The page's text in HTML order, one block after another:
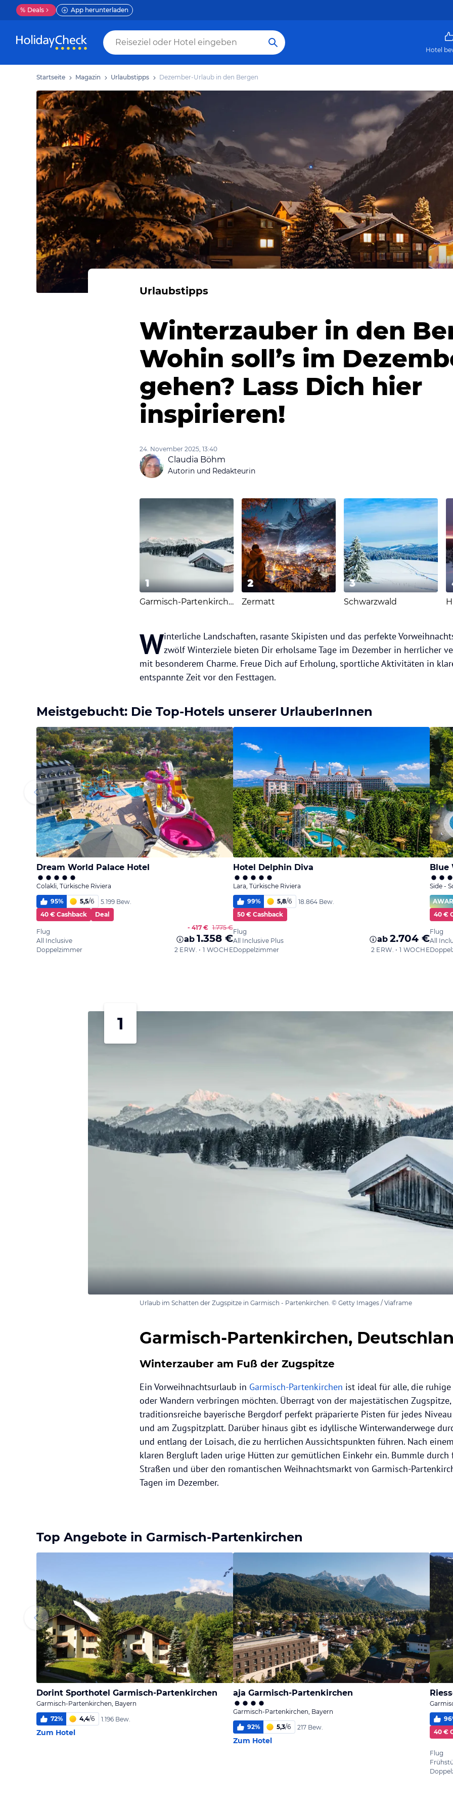
% Deals App herunterladen
Hotel
Startseite Magazin Urlaubstipps Dezember-Urlaub in den Bergen
Urlaubstipps
Winterzauber in den
Wohin soll’s im
gehen? Lass Dich hier
inspirieren!
24. November 2025, 13:40
Claudia Böhm
Autorin und Redakteurin
1
Garmisch-Partenkirchen
2
Zermatt
3
Schwarzwald
Winterliche Landschaften, rasante Skipisten und das perfekte
zwölf Winterziele bieten Dir erholsame Tage im Dezember in herrlicher
mit besonderem Charme. Freue Dich auf Erholung, sportliche Aktivitäten in
entspannte Zeit vor den Festtagen.
Meistgebucht: Die Top-Hotels unserer UrlauberInnen
Dream World Palace Hotel
Colakli, Türkische Riviera
95% 5,5/6
5.199 Bew.
40 € Cashback
Deal
Flug
All Inclusive
Doppelzimmer
- 417 € 1.775 €
ab 1.358 €
2 ERW. • 1 WOCHE
Hotel Delphin Diva
Lara, Türkische Riviera
99% 5,8/6
18.864 Bew.
50 € Cashback
Flug
All Inclusive Plus
Doppelzimmer
ab 2.704 €
2 ERW. • 1 WOCHE
Blue
Side -
40 €
Flug
All
1
Urlaub im Schatten der Zugspitze in Garmisch - Partenkirchen. © Getty Images / Viaframe
Garmisch-Partenkirchen,
Winterzauber am Fuß der Zugspitze
Ein Vorweihnachtsurlaub in Garmisch-Partenkirchen ist ideal für alle, die ruhige
oder Wandern verbringen möchten. Überragt von der majestätischen
traditionsreiche bayerische Bergdorf perfekt präparierte Pisten für jedes
und am Zugspitzplatt. Darüber hinaus gibt es idyllische Winterwanderwege
und entlang der Loisach, die zu herrlichen Aussichtspunkten führen. Nach
klaren Bergluft laden urige Hütten zur gemütlichen Einkehr ein. Bummle durch
Straßen und über den romantischen Weihnachtsmarkt von Garmisch-
Tagen im Dezember.
Top Angebote in Garmisch-Partenkirchen
Dorint Sporthotel Garmisch-Partenkirchen
Garmisch-Partenkirchen, Bayern
72% 4,4/6 1.196 Bew.
Zum Hotel
aja Garmisch-Partenkirchen
Garmisch-Partenkirchen, Bayern
92% 5,3/6 217 Bew.
Zum Hotel
96
40 €
Flug